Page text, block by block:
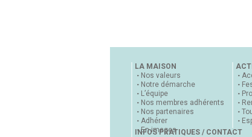
LA MAISON
Nos valeurs
Notre démarche
L’équipe
Nos membres adhérents
Nos partenaires
Adhérer
En images
INFOS PRATIQUES / CONTACT